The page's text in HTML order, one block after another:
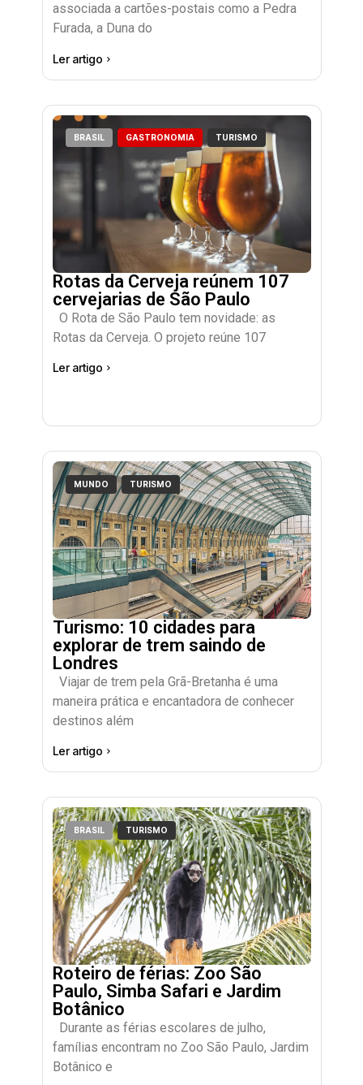
associada a cartões-postais como a Pedra
Furada, a Duna do
Ler artigo
BRASIL GASTRONOMIA TURISMO
Rotas da Cerveja reúnem 107
cervejarias de São Paulo
O Rota de São Paulo tem novidade: as
Rotas da Cerveja. O projeto reúne 107
Ler artigo
MUNDO TURISMO
Turismo: 10 cidades para
explorar de trem saindo de
Londres
Viajar de trem pela Grã-Bretanha é uma
maneira prática e encantadora de conhecer
destinos além
Ler artigo
BRASIL TURISMO
Roteiro de férias: Zoo São
Paulo, Simba Safari e Jardim
Botânico
Durante as férias escolares de julho,
famílias encontram no Zoo São Paulo, Jardim
Botânico e